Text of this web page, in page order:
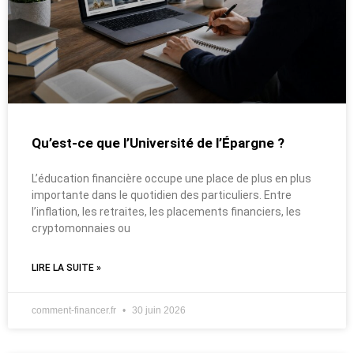
Qu’est-ce que l’Université de l’Épargne ?
L’éducation financière occupe une place de plus en plus
importante dans le quotidien des particuliers. Entre
l’inflation, les retraites, les placements financiers, les
cryptomonnaies ou
LIRE LA SUITE »
comment-financer.fr 30 juin 2026